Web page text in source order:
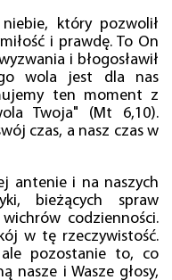
który pozwolił
i prawdę. To On
i błogosławił
wola jest dla nas
ten moment z
Twoja" (Mt 6,10).
czas, a nasz czas w
antenie i na naszych
bieżących spraw
codzienności.
w tę rzeczywistość.
ale pozostanie to, co
nasze i Wasze głosy,